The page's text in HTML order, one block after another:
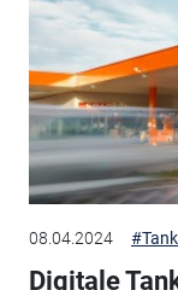
08.04.2024
Digitale